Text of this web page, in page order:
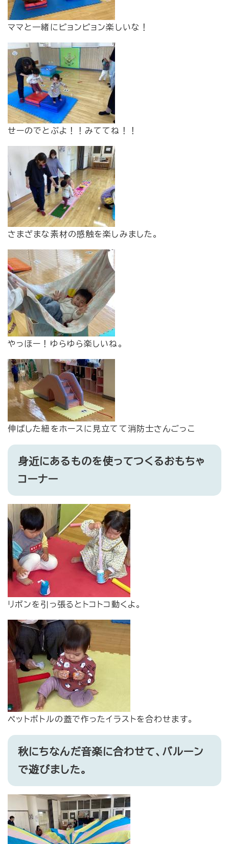
​ママと一緒にピョンピョン楽しいな！
せーのでとぶよ！！みててね！！
​さまざまな素材の感触を楽しみました。
​やっほー！ゆらゆら楽しいね。
​伸ばした紐をホースに見立てて消防士さんごっこ
身近にあるものを使ってつくるおもちゃ
コーナー
​リボンを引っ張るとトコトコ動くよ。
​ペットボトルの蓋で作ったイラストを合わせます。
秋にちなんだ音楽に合わせて、バルーン
で遊びました。